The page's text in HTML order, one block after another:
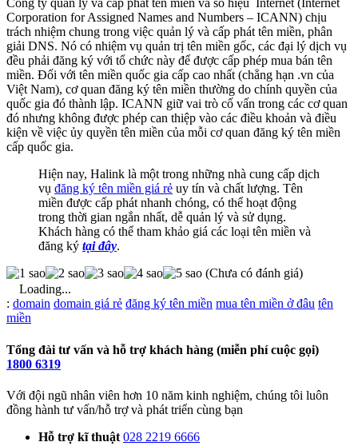
Công ty quản lý và cấp phát tên miền và số hiệu Internet(Internet
Corporation for Assigned Names and Numbers – ICANN) chịu
trách nhiệm chung trong việc quản lý và cấp phát tên miền, phân
giải DNS. Nó có nhiệm vụ quản trị tên miền gốc, các đại lý dịch vụ
đều phải đăng ký với tổ chức này để được cấp phép mua bán tên
miền. Đối với tên miền quốc gia cấp cao nhất (chẳng hạn .vn của
Việt Nam), cơ quan đăng ký tên miền thường do chính quyền của
quốc gia đó thành lập. ICANN giữ vai trò cố vấn trong các cơ quan
đó nhưng không được phép can thiệp vào các điều khoản và điều
kiện về việc ủy quyền tên miền của mỗi cơ quan đăng ký tên miền
cấp quốc gia.
Hiện nay, Halink là một trong những nhà cung cấp dịch
vụ đăng ký tên miền giá rẻ uy tín và chất lượng. Tên
miền được cấp phát nhanh chóng, có thể hoạt động
trong thời gian ngắn nhất, dễ quản lý và sử dụng.
Khách hàng có thể tham khảo giá các loại tên miền và
đăng ký tại đây.
(Chưa có đánh giá)
Loading...
Từ
khóa
: domain domain giá rẻ đăng ký tên miền mua tên miền ở đâu tên
miền
Tổng đài tư vấn và hỗ trợ khách hàng (miễn phí cuộc gọi)
1800 6319
Với đội ngũ nhân viên hơn 10 năm kinh nghiệm, chúng tôi luôn
đồng hành tư vấn/hỗ trợ và phát triển cùng bạn
Hỗ trợ kĩ thuật 028 2219 6666